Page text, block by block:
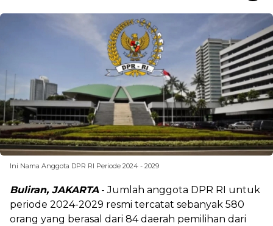
Ini Nama Anggota DPR RI Periode 2024 - 2029
Buliran, JAKARTA- Jumlah anggota DPR RI untuk
periode 2024-2029 resmi tercatat sebanyak 580
orang yang berasal dari 84 daerah pemilihan dari